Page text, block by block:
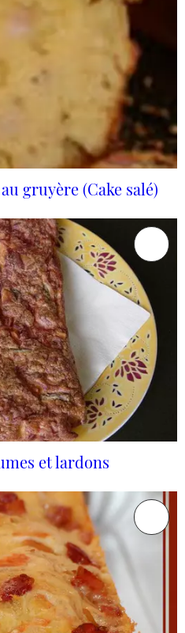
gruyère (Cake salé)
et lardons